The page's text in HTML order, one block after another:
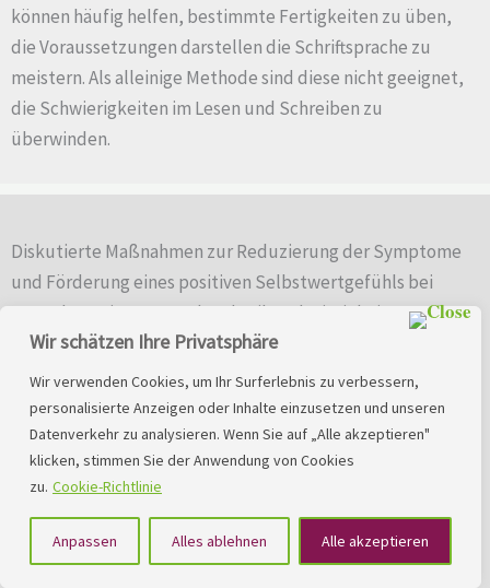
Wir schätzen Ihre Privatsphäre
Wir verwenden Cookies, um Ihr Surferlebnis zu verbessern,
personalisierte Anzeigen oder Inhalte einzusetzen und unseren
Datenverkehr zu analysieren. Wenn Sie auf „Alle akzeptieren"
klicken, stimmen Sie der Anwendung von Cookies
zu. Cookie-Richtlinie
Anpassen Alles ablehnen Alle akzeptieren
können häufig helfen, bestimmte Fertigkeiten zu üben,
die Voraussetzungen darstellen die Schriftsprache zu
meistern. Als alleinige Methode sind diese nicht geeignet,
die Schwierigkeiten im Lesen und Schreiben zu
überwinden.
Diskutierte Maßnahmen zur Reduzierung der Symptome
und Förderung eines positiven Selbstwertgefühls bei
Menschen mit Lese-Rechtschreib-Schwierigkeiten
In den letzten Jahren wurde in verschiedenen Ländern
verstärkt über die Prävention von Symptomen und die
Förderung eines positiven Selbstwertgefühls bei
Menschen mit Lese-Rechtschreib-Schwierigkeiten
diskutiert. Dabei geht es um Strategien, die die Symptome
reduzieren und das Selbstwertgefühl der Betroffenen
steigern. Es wurden Ideen geäußert, wie soziales
Kompetenztraining und kognitive Verhaltenstherapie